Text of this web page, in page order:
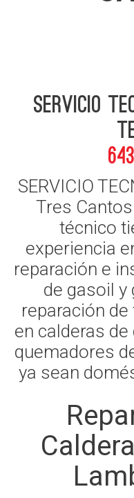
Servicio
SERVICIO
Tres
técnico
experiencia
reparación e
de gasoil y
reparación
en calderas
quemadores
ya sean